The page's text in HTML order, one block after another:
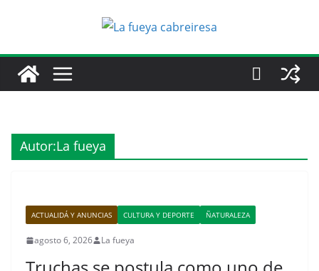
Autor:La fueya
ACTUALIDÁ Y ANUNCIAS CULTURA Y DEPORTE ÑATURALEZA
agosto 6, 2026 La fueya